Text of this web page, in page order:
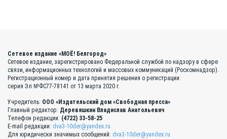
Сетевое издание «МОЁ! Белгород»
Сетевое издание, зарегистрировано Федеральной службой по надзору в сфере
связи, информационных технологий и массовых коммуникаций (Роскомнадзор).
Регистрационный номер и дата принятия решения о регистрации:
серия Эл №ФС77-78141 от 13 марта 2020 г.
Учредитель: ООО «Издательский дом «Свободная пресса»
Главный редактор: Деревяшкин Владислав Анатольевич
Телефон редакции: (4722) 33-58-25
E-mail редакции: dva3-10der@yandex.ru
Для юридически значимых сообщений: dva3-10der@yandex.ru